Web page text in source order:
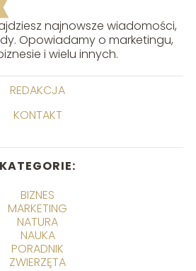
najnowsze wiadomości,
Opowiadamy o marketingu,
i wielu innych.
REDAKCJA
KONTAKT
KATEGORIE:
BIZNES
MARKETING
NATURA
NAUKA
PORADNIK
ZWIERZĘTA